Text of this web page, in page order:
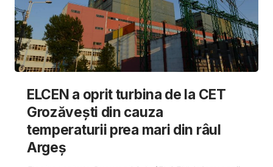
ELCEN a oprit turbina de la CET
Grozăvești din cauza
temperaturii prea mari din râul
Argeș